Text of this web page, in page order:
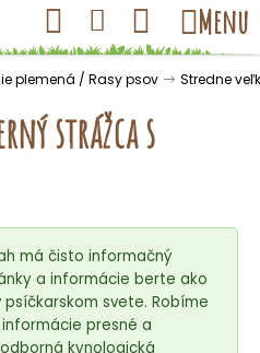
Hľadať Prihlásenie
Nákupný
košík
Menu
plemená / Rasy psov Stredne
strážca s
má čisto informačný
a informácie berte ako
svete. Robíme
presné a
kynologická